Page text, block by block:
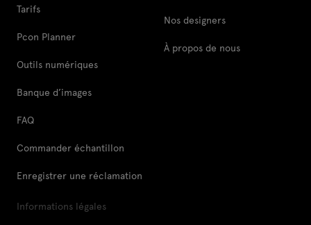
Tarifs
Pcon Planner
Outils numériques
Banque d’images
FAQ
Commander échantillon
Enregistrer une réclamation
Nos designers
À propos de nous
Informations légales